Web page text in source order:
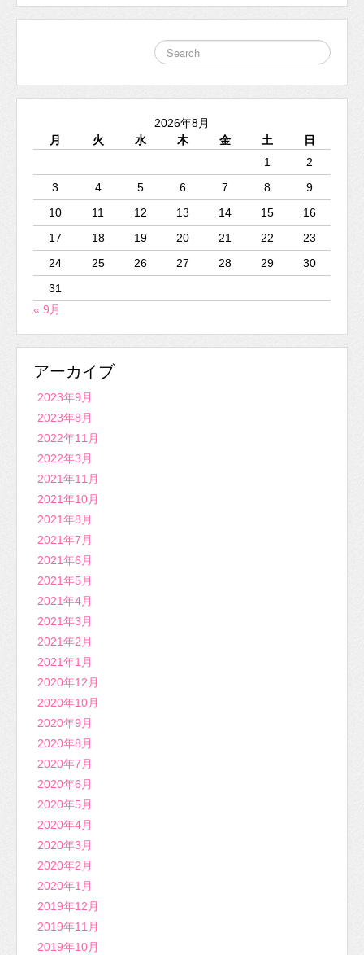
2026年8月
月
火 水 木 金 土
日
1
2
3
4 5 6 7 8
9
10
11 12 13 14 15
16
17
18 19 20 21 22
23
24
25 26 27 28 29
30
31
« 9月
アーカイブ
2023年9月
2023年8月
2022年11月
2022年3月
2021年11月
2021年10月
2021年8月
2021年7月
2021年6月
2021年5月
2021年4月
2021年3月
2021年2月
2021年1月
2020年12月
2020年10月
2020年9月
2020年8月
2020年7月
2020年6月
2020年5月
2020年4月
2020年3月
2020年2月
2020年1月
2019年12月
2019年11月
2019年10月